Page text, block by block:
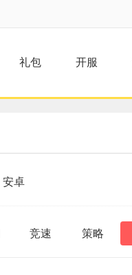
礼包 开服
安卓
竞速 策略